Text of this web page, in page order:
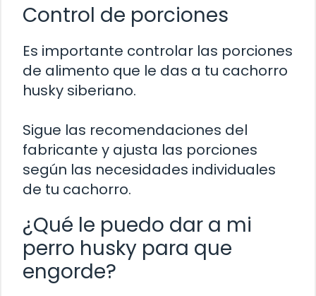
Control de porciones
Es importante controlar las porciones
de alimento que le das a tu cachorro
husky siberiano.
Sigue las recomendaciones del
fabricante y ajusta las porciones
según las necesidades individuales
de tu cachorro.
¿Qué le puedo dar a mi
perro husky para que
engorde?